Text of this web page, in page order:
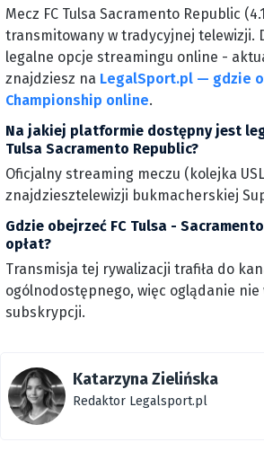
Mecz FC Tulsa Sacramento Republic
transmitowany w tradycyjnej telewizji.
legalne opcje streamingu online -
znajdziesz na LegalSport.pl — gdzie
Championship online.
Na jakiej platformie dostępny jest
Tulsa Sacramento Republic?
Oficjalny streaming meczu (kolejka
znajdziesztelewizji bukmacherskiej
Gdzie obejrzeć FC Tulsa -
opłat?
Transmisja tej rywalizacji trafiła do
ogólnodostępnego, więc oglądanie nie
subskrypcji.
Katarzyna Zielińska
Redaktor Legalsport.pl